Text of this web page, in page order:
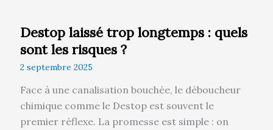
Destop laissé trop longtemps : quels
sont les risques ?
2 septembre 2025
Face à une canalisation bouchée, le déboucheur
chimique comme le Destop est souvent le
premier réflexe. La promesse est simple : on